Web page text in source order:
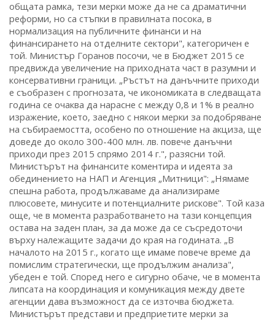
общата рамка, тези мерки може да не са драматични
реформи, но са стъпки в правилната посока, в
нормализация на публичните финанси и на
финансирането на отделните сектори", категоричен е
той. Министър Горанов посочи, че в Бюджет 2015 се
предвижда увеличение на приходната част в разумни и
консервативни граници. „Ръстът на данъчните приходи
е съобразен с прогнозата, че икономиката в следващата
година се очаква да нарасне с между 0,8 и 1% в реално
изражение, което, заедно с някои мерки за подобряване
на събираемостта, особено по отношение на акциза, ще
доведе до около 300-400 млн. лв. повече данъчни
приходи през 2015 спрямо 2014 г.", разясни той.
Министърът на финансите коментира и идеята за
обединението на НАП и Агенция „Митници": „Нямаме
спешна работа, продължаваме да анализираме
плюсовете, минусите и потенциалните рискове". Той каза
още, че в момента разработването на тази концепция
остава на заден план, за да може да се съсредоточи
върху належащите задачи до края на годината. „В
началото на 2015 г., когато ще имаме повече време да
помислим стратегически, ще продължим анализа",
убеден е той. Според него е сигурно обаче, че в момента
липсата на координация и комуникация между двете
агенции дава възможност да се източва бюджета.
Министърът представи и предприетите мерки за